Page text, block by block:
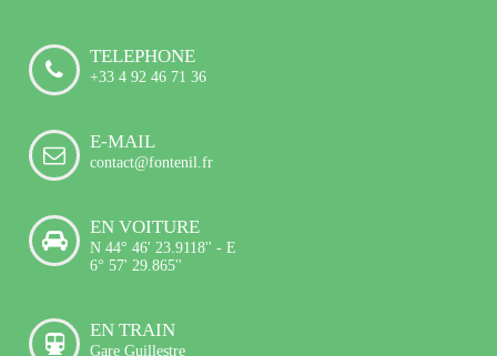
TELEPHONE
+33 4 92 46 71 36
E-MAIL
contact@fontenil.fr
EN VOITURE
N 44° 46' 23.9118'' - E
6° 57' 29.865''
EN TRAIN
Gare Guillestre